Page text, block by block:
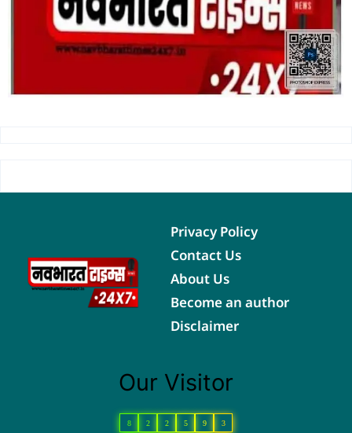
Privacy Policy
Contact Us
About Us
Become an author
Disclaimer
Our Visitor
8 2 2 5 9 3